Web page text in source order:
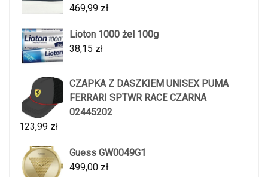
469,99 zł
Lioton 1000 żel 100g
38,15 zł
CZAPKA Z DASZKIEM UNISEX PUMA
FERRARI SPTWR RACE CZARNA
02445202
123,99 zł
Guess GW0049G1
499,00 zł